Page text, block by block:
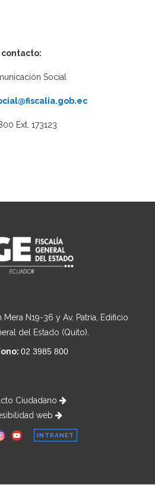
Social
Ext. 173123
Mera N19-36 y Av. Patria, Edificio
del Estado (Quito).
02 3985 800
Ciudadano
web
INTRANET